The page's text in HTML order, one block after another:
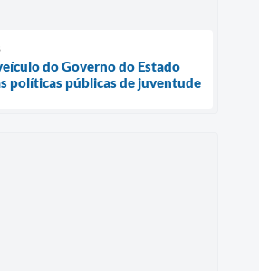
do Governo do Estado
políticas públicas de juventude